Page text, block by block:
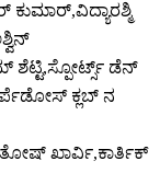
ಶೆಟ್ಟಿ,ಸ್ಪೋರ್ಟ್ಸ್ ಡೆನ್
ಕ್ಲಬ್ ನ
ಖಾರ್ವಿ,ಕಾರ್ತಿಕ್